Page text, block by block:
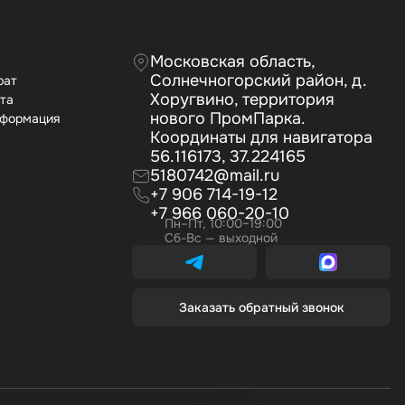
Московская область,
Солнечногорский район, д.
Хоругвино, территория
нового ПромПарка.
Координаты для навигатора
56.116173, 37.224165
5180742@mail.ru
+7 906 714-19-12
+7 966 060-20-10
Пн–Пт, 10:00–19:00
Сб-Вс — выходной
Заказать обратный звонок